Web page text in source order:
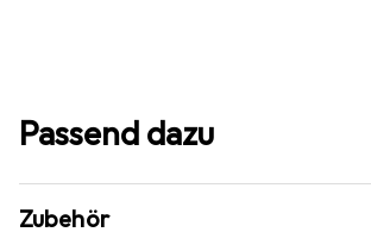
Passend dazu
Zubehör